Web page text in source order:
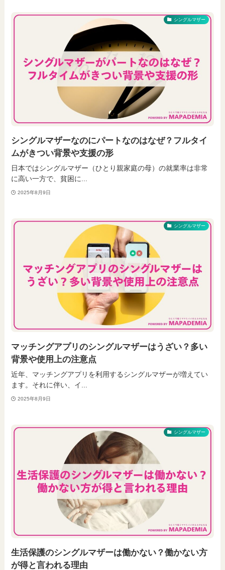
シングルマザー
シングルマザーなのにパートなのはなぜ？フルタイ
ムがきつい背景や支援の形
日本ではシングルマザー（ひとり親家庭の母）の就業率は非常
に高い一方で、貧困に...
2025年8月9日
シングルマザー
マッチングアプリのシングルマザーはうざい？多い
背景や使用上の注意点
近年、マッチングアプリを利用するシングルマザーが増えてい
ます。それに伴い、イ...
2025年8月9日
シングルマザー
生活保護のシングルマザーは働かない？働かない方
が得と言われる理由